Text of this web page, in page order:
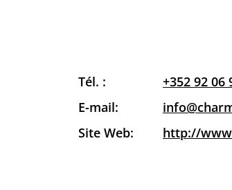
Tél. :
+352 92 06
E-mail:
Site Web:
http://